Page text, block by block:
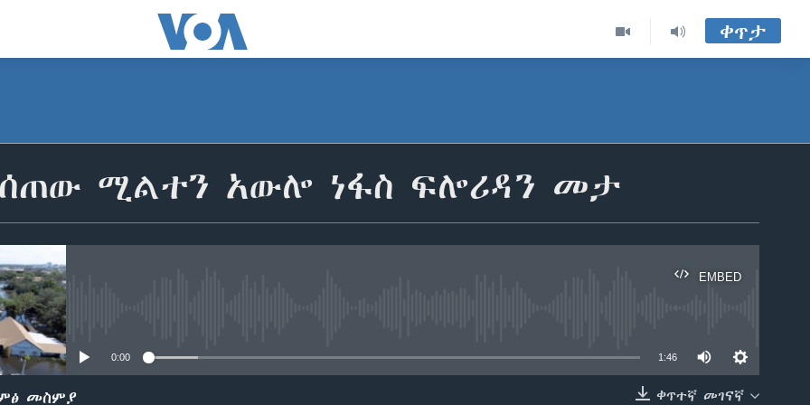
ቀጥታ
ሚልተን አውሎ ነፋስ ፍሎሪዳን መታ
EMBED
0:00 1:46
ቀጥተኛ መገናኛ
መስምያ